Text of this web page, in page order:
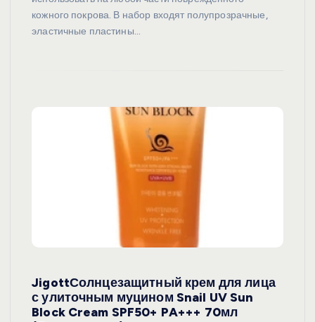
кожного покрова. В набор входят полупрозрачные,
эластичные пластины…
JigottСолнцезащитный крем для лица
с улиточным муцином Snail UV Sun
Block Cream SPF50+ PA+++ 70мл